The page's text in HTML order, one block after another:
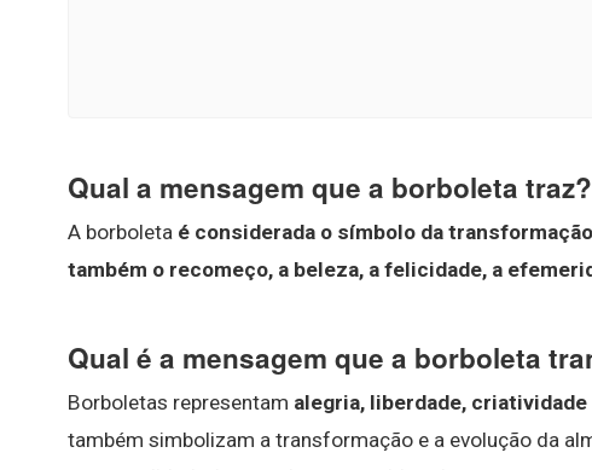
Qual a mensagem que a borboleta traz?
A borboleta é considerada o símbolo da
também o recomeço, a beleza, a felicidade, a
Qual é a mensagem que a borboleta
Borboletas representam alegria, liberdade, criatividade
também simbolizam a transformação e a evolução da